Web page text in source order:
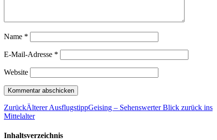
Name *
E-Mail-Adresse *
Website
ZurückÄlterer AusflugstippGeising – Sehenswerter Blick zurück ins
Mittelalter
Inhaltsverzeichnis